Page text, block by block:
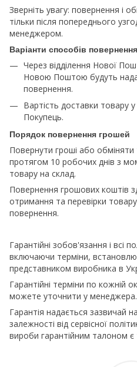
Зверніть увагу: повернення і
тільки після попереднього
менеджером.
Варіанти способів
Через відділення Нової
Новою Поштою будуть
повернення.
Вартість доставки товару у
Покупець.
Порядок повернення грошей
Повернути гроші або
протягом 10 робочих днів з
товару на склад.
Повернення грошових коштів
отримання та перевірки
повернення.
Гарантійні зобов'язання і всі
включаючи терміни,
представником виробника в
Гарантійні терміни по кожній
можете уточнити у менеджера.
Гарантія надається зазвичай
залежності від сервісної
вироби гарантійним талоном є